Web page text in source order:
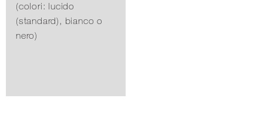
(colori: lucido
(standard), bianco o
nero)